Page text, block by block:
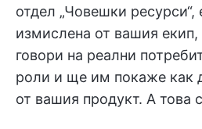
отдел „Човешки ресурси“,
измислена от вашия
говори на реални
роли и ще им покаже как
от вашия продукт. А това